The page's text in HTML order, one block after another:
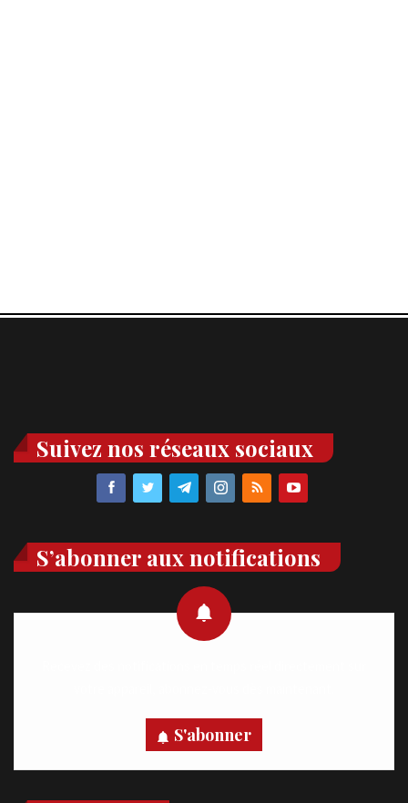
Suivez nos réseaux sociaux
S’abonner aux notifications
S'abonner